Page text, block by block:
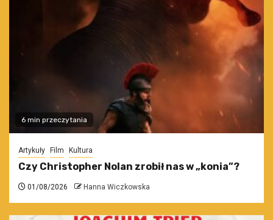
6 min przeczytania
Artykuły Film Kultura
Czy Christopher Nolan zrobił nas w „konia”?
01/08/2026 Hanna Wiczkowska